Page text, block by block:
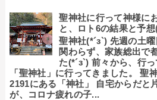
聖神社に行って神様に
と、ロト6の結果と予
聖神社(*´з`) 先週の土
関わらず、家族総出で
た(*´з`) 前々から、行
「聖神社」に行ってきました。 聖
2191にある「神社」 自宅からだと
が、コロナ疲れの子...